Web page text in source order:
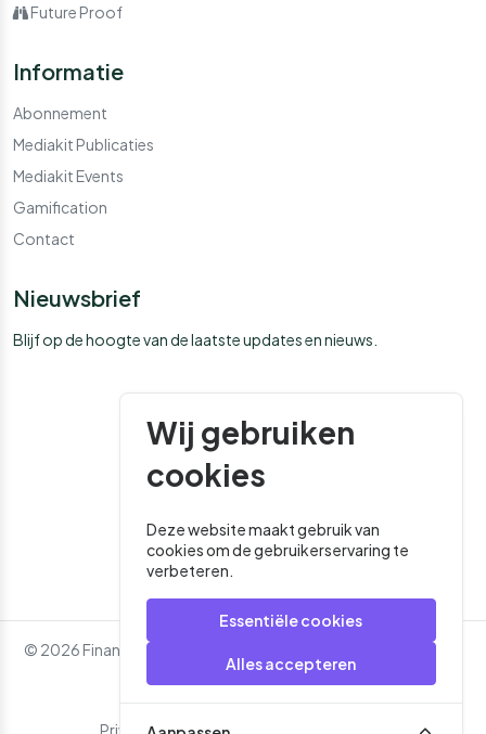
Wij gebruiken
cookies
Deze website maakt gebruik van
cookies om de gebruikerservaring te
verbeteren.
Essentiële cookies
Alles accepteren
Future Proof
Informatie
Abonnement
Mediakit Publicaties
Mediakit Events
Gamification
Contact
Nieuwsbrief
Blijf op de hoogte van de laatste updates en nieuws.
© 2026 Financial Media. Alle rechten voorbehouden. - Website
Roger That
Privacybeleid Algemene Voorwaarden